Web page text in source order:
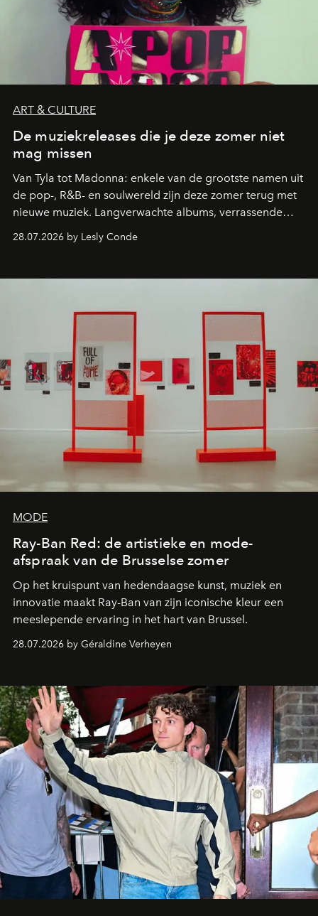
ART & CULTURE
De muziekreleases die je deze zomer niet
mag missen
Van Tyla tot Madonna: enkele van de grootste namen uit
de pop-, R&B- en soulwereld zijn deze zomer terug met
nieuwe muziek. Langverwachte albums, verrassende
de releases die je niet mag missen.
28.07.2026 by Lesly Conde
MODE
Ray-Ban Red: de artistieke en mode-
afspraak van de Brusselse zomer
Op het kruispunt van hedendaagse kunst, muziek en
innovatie maakt Ray-Ban van zijn iconische kleur een
meeslepende ervaring in het hart van Brussel.
28.07.2026 by Géraldine Verheyen